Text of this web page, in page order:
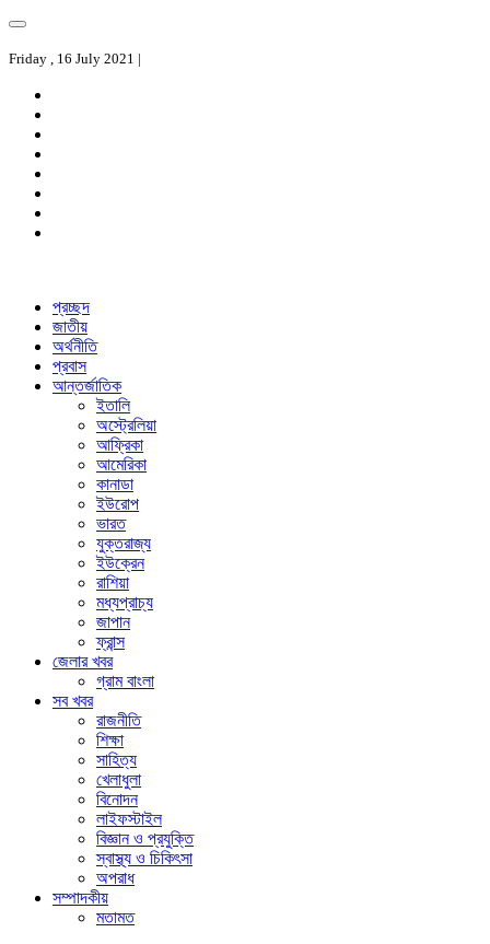
Friday , 16 July 2021 |
প্রচ্ছদ
জাতীয়
অর্থনীতি
প্রবাস
আন্তর্জাতিক
ইতালি
অস্ট্রেলিয়া
আফ্রিকা
আমেরিকা
কানাডা
ইউরোপ
ভারত
যুক্তরাজ্য
ইউক্রেন
রাশিয়া
মধ্যপ্রাচ্য
জাপান
ফ্রান্স
জেলার খবর
গ্রাম বাংলা
সব খবর
রাজনীতি
শিক্ষা
সাহিত্য
খেলাধুলা
বিনোদন
লাইফস্টাইল
বিজ্ঞান ও প্রযুক্তি
স্বাস্থ্য ও চিকিৎসা
অপরাধ
সম্পাদকীয়
মতামত